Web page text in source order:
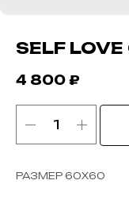
SELF LOVE
4 800 ₽
РАЗМЕР 60Х60